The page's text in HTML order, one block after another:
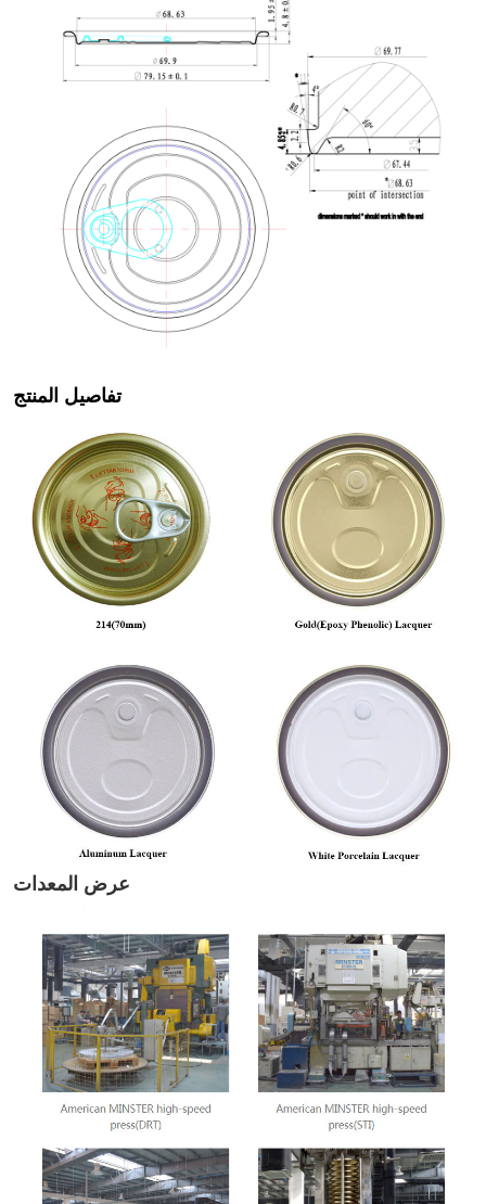
تفاصيل المنتج
عرض المعدات